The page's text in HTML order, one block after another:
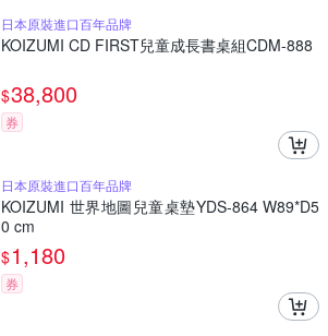
日本原裝進口百年品牌
KOIZUMI CD FIRST兒童成長書桌組CDM-888
$38,800
券
日本原裝進口百年品牌
KOIZUMI 世界地圖兒童桌墊YDS-864 W89*D5
0 cm
$1,180
券